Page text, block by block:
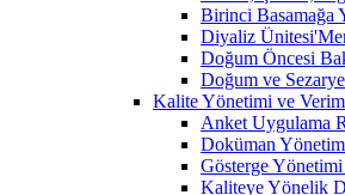
Birinci Basamağa
Diyaliz
Doğum Öncesi
Doğum ve
Kalite Yönetimi ve
Anket Uygulama
Doküman
Gösterge
Kaliteye Yönelik